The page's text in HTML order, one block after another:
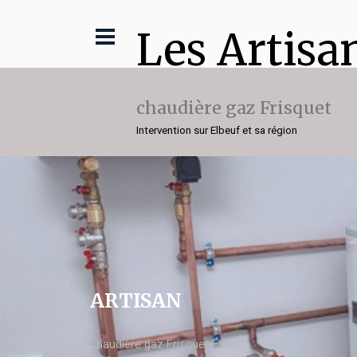
Les
chaudière gaz Frisquet
Intervention sur Elbeuf et sa région
ARTISAN
chaudière gaz Frisquet Elbeuf